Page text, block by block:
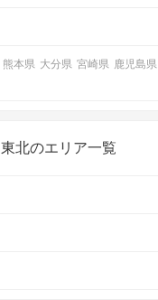
熊本県 大分県 宮崎県 鹿児島県
東北のエリア一覧